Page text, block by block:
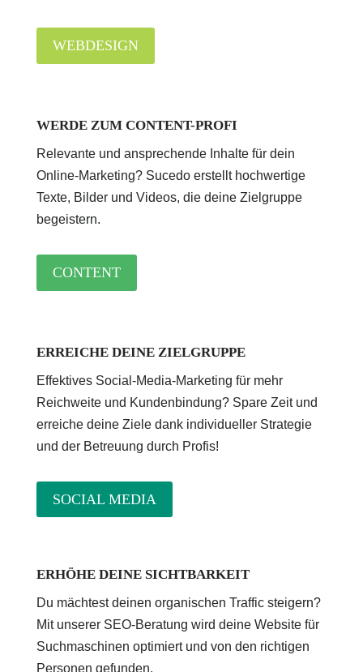
WEBDESIGN
WERDE ZUM CONTENT-PROFI
Relevante und ansprechende Inhalte für dein
Online-Marketing? Sucedo erstellt hochwertige
Texte, Bilder und Videos, die deine Zielgruppe
begeistern.
CONTENT
ERREICHE DEINE ZIELGRUPPE
Effektives Social-Media-Marketing für mehr
Reichweite und Kundenbindung? Spare Zeit und
erreiche deine Ziele dank individueller Strategie
und der Betreuung durch Profis!
SOCIAL MEDIA
ERHÖHE DEINE SICHTBARKEIT
Du mächtest deinen organischen Traffic steigern?
Mit unserer SEO-Beratung wird deine Website für
Suchmaschinen optimiert und von den richtigen
Personen gefunden.